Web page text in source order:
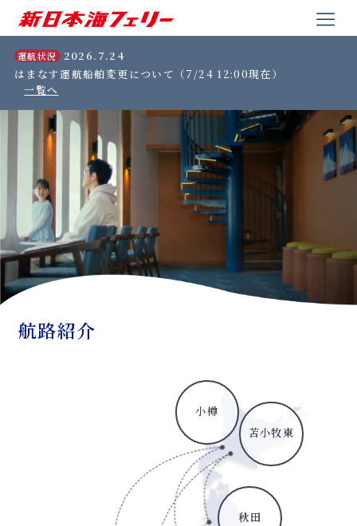
運航状況
2026.7.24
はまなす運航船舶変更について（7/24 12:00現在）
一覧へ
航路紹介
秋田
小樽
苫小牧東